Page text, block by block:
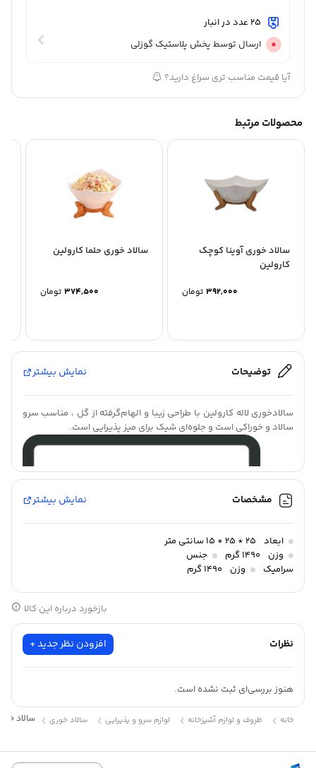
25 عدد در انبار
ارسال توسط پخش پلاستیک گوزلی
آیا قیمت مناسب تری سراغ دارید؟
محصولات مرتبط
سالاد خوری آوینا کوچک
کارولین
تومان
سالاد خوری حلما کارولین
تومان
توضیحات نمایش بیشتر
سالادخوری لاله کارولین با طراحی زیبا و الهام‌گرفته از گل ، مناسب سرو
سالاد و خوراکی است و جلوه‌ای شیک برای میز پذیرایی است.
سالاد خوری لاله کارولین ،برند کارولین با تمرکز بر طراحی خلاقانه و
مشخصات نمایش بیشتر
ابعاد
25 * 25 * 15 سانتی متر
وزن
1490 گرم
جنس
سرامیک
وزن 1490 گرم
بازخورد درباره این کالا
نظرات افزودن نظر جدید +
هنوز بررسی‌ای ثبت نشده است.
خانه ظروف و لوازم آشپزخانه لوازم سرو و پذیرایی سالاد خوری سالاد